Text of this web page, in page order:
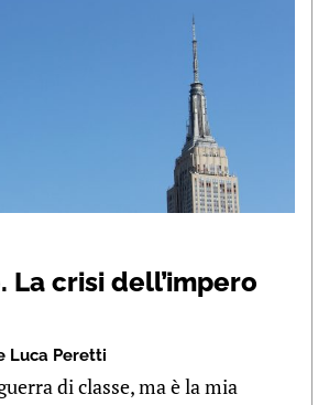
La crisi dell’impero
Luca Peretti
di classe, ma è la mia